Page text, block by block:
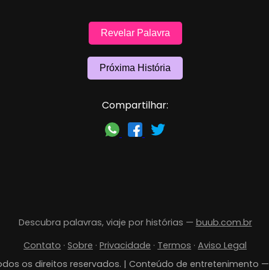
Revelar Palavra
Próxima História
Compartilhar:
Descubra palavras, viaje por histórias — buub.com.br
Contato · Sobre · Privacidade · Termos · Aviso Legal
os direitos reservados. | Conteúdo de entretenimento —